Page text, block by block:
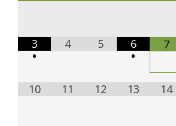
3
•
4 5
6
•
7
10 11 12 13 14